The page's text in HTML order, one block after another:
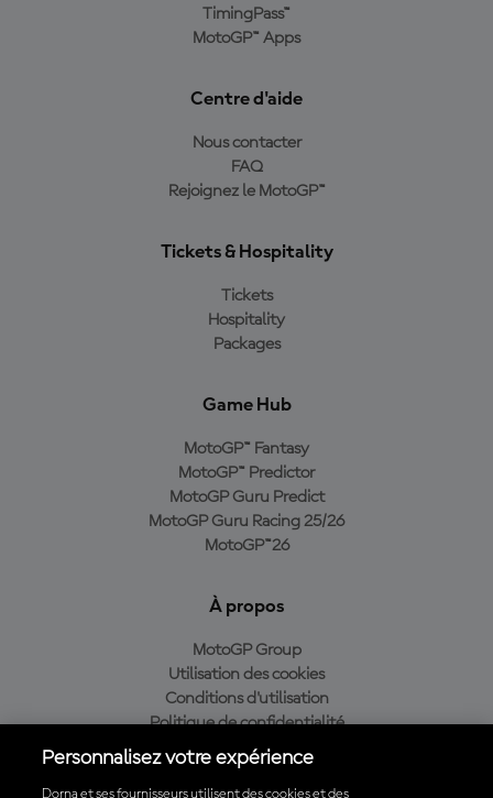
TimingPass™
MotoGP™ Apps
Centre d'aide
Nous contacter
FAQ
Rejoignez le MotoGP™
Tickets & Hospitality
Tickets
Hospitality
Packages
Game Hub
MotoGP™ Fantasy
MotoGP™ Predictor
MotoGP Guru Predict
MotoGP Guru Racing 25/26
MotoGP™26
À propos
MotoGP Group
Utilisation des cookies
Conditions d'utilisation
Politique de confidentialité
Politique d’achat
Personnalisez votre expérience
Dorna et ses fournisseurs utilisent des cookies et des